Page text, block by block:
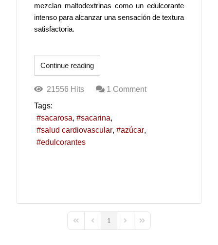
mezclan maltodextrinas como un edulcorante
intenso para alcanzar una sensación de textura
satisfactoria.
Continue reading
21556 Hits
1 Comment
Tags:
sacarosa
sacarina
salud cardiovascular
azúcar
edulcorantes
First PagePrevious Page
1
Next PageLast Page